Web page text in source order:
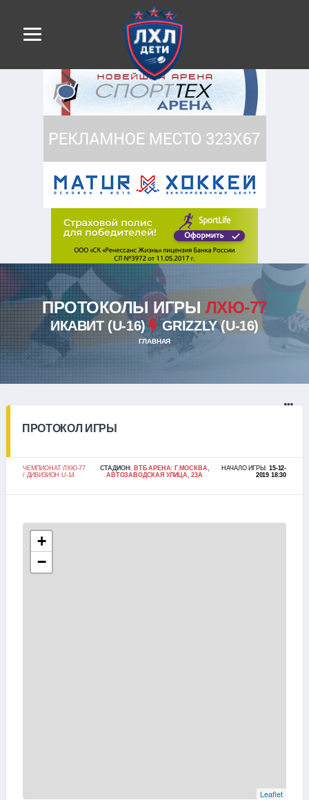
ПРОТОКОЛЫ ИГРЫ ЛХЮ-77
ИКАВИТ (U-16) GRIZZLY (U-16)
ГЛАВНАЯ
ПРОТОКОЛ ИГРЫ
ЧЕМПИОНАТ ЛХЮ-77
/ ДИВИЗИОН U-14
СТАДИОН: ВТБ АРЕНА: Г.МОСКВА,
АВТОЗАВОДСКАЯ УЛИЦА, 23А
НАЧАЛО ИГРЫ:15-12-
2019 18:30
+
−
Leaflet